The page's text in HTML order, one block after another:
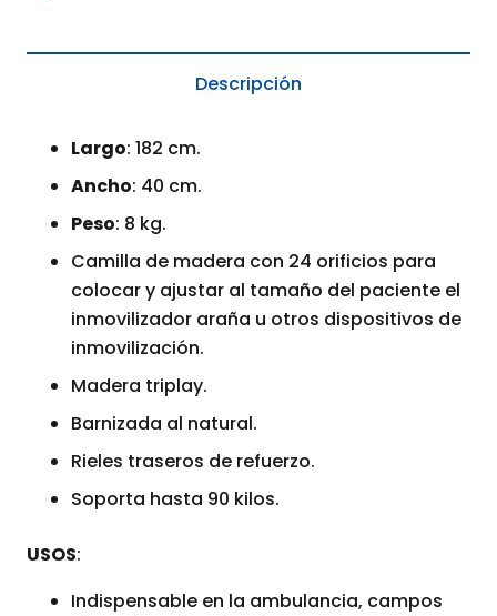
Descripción
Largo: 182 cm.
Ancho: 40 cm.
Peso: 8 kg.
Camilla de madera con 24 orificios para
colocar y ajustar al tamaño del paciente el
inmovilizador araña u otros dispositivos de
inmovilización.
Madera triplay.
Barnizada al natural.
Rieles traseros de refuerzo.
Soporta hasta 90 kilos.
USOS:
Indispensable en la ambulancia, campos